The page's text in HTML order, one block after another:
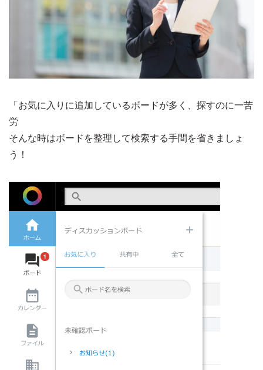
「お気に入りに追加しているボードが多く、探すのに一苦
労
そんな時はボードを整理して検索する手間を省きましょ
う！